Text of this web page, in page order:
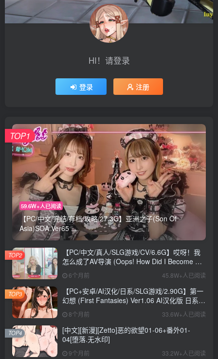
HI！请登录
登录 注册
59.6W+人已阅读
【PC/中文/完结/存档/攻略/27.3G】亚洲之子(Son Of
Asia)SOA Ver65 ...
TOP1
【PC/中文/真人/SLG游戏/CV/6.6G】哎呀！我
怎么成了AV导演 (Oops! How Did I Become An
AV Director?) Ver0.1.1 中文版+真人SLG游戏
+CV+6.6G
6个月前 45.8W+人已阅读
TOP2
【PC+安卓/AI汉化/日系/SLG游戏/2.90G】第一
幻想 (First Fantasies) Ver1.06 AI汉化版 日系
SLG游戏+2.90G
8个月前 33.6W+人已阅读
TOP3
[中文][新漫][Zetto]恶的欲望01-06+番外01-
04[堕落.无水印]
9个月前 33.2W+人已阅读
TOP4